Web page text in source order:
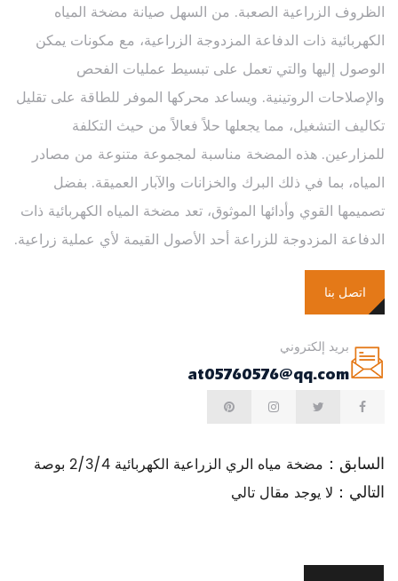
الظروف الزراعية الصعبة. من السهل صيانة مضخة المياه
الكهربائية ذات الدفاعة المزدوجة الزراعية، مع مكونات يمكن
الوصول إليها والتي تعمل على تبسيط عمليات الفحص
والإصلاحات الروتينية. ويساعد محركها الموفر للطاقة على تقليل
تكاليف التشغيل، مما يجعلها حلاً فعالاً من حيث التكلفة
للمزارعين. هذه المضخة مناسبة لمجموعة متنوعة من مصادر
المياه، بما في ذلك البرك والخزانات والآبار العميقة. بفضل
تصميمها القوي وأدائها الموثوق، تعد مضخة المياه الكهربائية ذات
الدفاعة المزدوجة للزراعة أحد الأصول القيمة لأي عملية زراعية.
اتصل بنا
بريد إلكتروني
at05760576@qq.com
السابق： مضخة مياه الري الزراعية الكهربائية 2/3/4 بوصة
التالي： لا يوجد مقال تالي